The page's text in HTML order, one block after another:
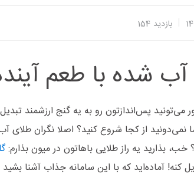
بازدید 154
آب شده با طعم
می‌تونید پس‌اندازتون رو به یه گنج ارزشمند
نمی‌دونید از کجا شروع کنید؟ اصلا نگران
بذارید یه راز طلایی باهاتون در میون بذارم:
کنه! آماده‌اید که با این سامانه جذاب آشنا